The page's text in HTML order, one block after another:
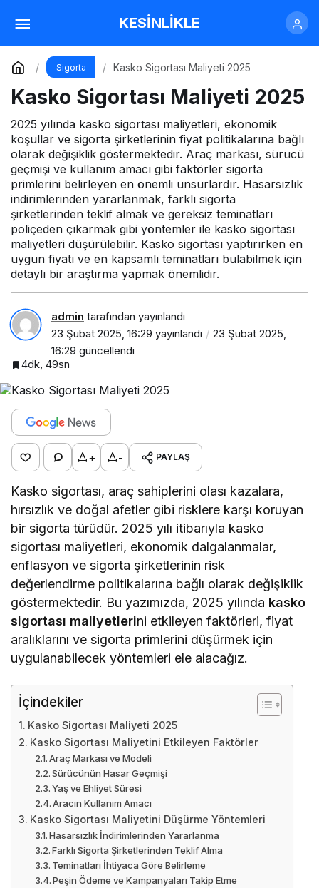
KESİNLİKLE
Sigorta Kasko Sigortası Maliyeti 2025
Kasko Sigortası Maliyeti 2025
2025 yılında kasko sigortası maliyetleri, ekonomik
koşullar ve sigorta şirketlerinin fiyat politikalarına bağlı
olarak değişiklik göstermektedir. Araç markası, sürücü
geçmişi ve kullanım amacı gibi faktörler sigorta
primlerini belirleyen en önemli unsurlardır. Hasarsızlık
indirimlerinden yararlanmak, farklı sigorta
şirketlerinden teklif almak ve gereksiz teminatları
poliçeden çıkarmak gibi yöntemler ile kasko sigortası
maliyetleri düşürülebilir. Kasko sigortası yaptırırken en
uygun fiyatı ve en kapsamlı teminatları bulabilmek için
detaylı bir araştırma yapmak önemlidir.
admin tarafından yayınlandı
23 Şubat 2025, 16:29 yayınlandı
23 Şubat 2025,
16:29 güncellendi
4dk, 49sn
+ - PAYLAŞ
Kasko sigortası, araç sahiplerini olası kazalara,
hırsızlık ve doğal afetler gibi risklere karşı koruyan
bir sigorta türüdür. 2025 yılı itibarıyla kasko
sigortası maliyetleri, ekonomik dalgalanmalar,
enflasyon ve sigorta şirketlerinin risk
değerlendirme politikalarına bağlı olarak değişiklik
göstermektedir. Bu yazımızda, 2025 yılında kasko
sigortası maliyetlerini etkileyen faktörleri, fiyat
aralıklarını ve sigorta primlerini düşürmek için
uygulanabilecek yöntemleri ele alacağız.
İçindekiler
Kasko Sigortası Maliyeti 2025
Kasko Sigortası Maliyetini Etkileyen Faktörler
Araç Markası ve Modeli
Sürücünün Hasar Geçmişi
Yaş ve Ehliyet Süresi
Aracın Kullanım Amacı
Kasko Sigortası Maliyetini Düşürme Yöntemleri
Hasarsızlık İndirimlerinden Yararlanma
Farklı Sigorta Şirketlerinden Teklif Alma
Teminatları İhtiyaca Göre Belirleme
Peşin Ödeme ve Kampanyaları Takip Etme
Elektrikli Araç Kaskosu Maliyeti 2025
Yorum Yap